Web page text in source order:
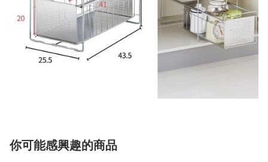
你可能感興趣的商品